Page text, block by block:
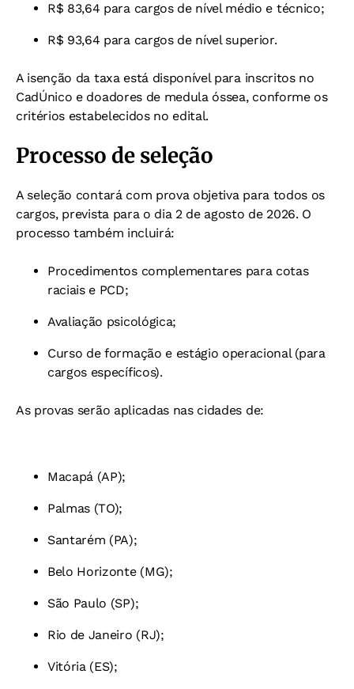
R$ 83,64 para cargos de nível médio e técnico;
R$ 93,64 para cargos de nível superior.
A isenção da taxa está disponível para inscritos no
CadÚnico e doadores de medula óssea, conforme os
critérios estabelecidos no edital.
Processo de seleção
A seleção contará com prova objetiva para todos os
cargos, prevista para o dia 2 de agosto de 2026. O
processo também incluirá:
Procedimentos complementares para cotas
raciais e PCD;
Avaliação psicológica;
Curso de formação e estágio operacional (para
cargos específicos).
As provas serão aplicadas nas cidades de:
Macapá (AP);
Palmas (TO);
Santarém (PA);
Belo Horizonte (MG);
São Paulo (SP);
Rio de Janeiro (RJ);
Vitória (ES);